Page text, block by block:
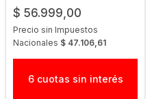
$ 56.999,00
Precio sin Impuestos
Nacionales $ 47.106,61
6 cuotas sin interés